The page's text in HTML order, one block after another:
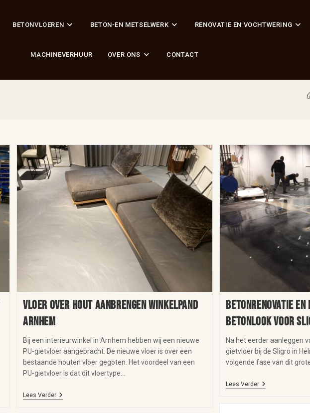
BETONVLOEREN BETON-EN METSELWERK RENOVATIE EN VOCHTWERING
MACHINEVERHUUR OVER ONS CONTACT
Vloer over hout aanbrengen winkelpand
Arnhem
Bij een interieurwinkel in Arnhem hebben wij een nieuwe
PU-gietvloer aangebracht. De nieuwe vloer is over een
bestaande houten vloer gegoten. Het voordeel van een
PU-gietvloer is dat dit vloertype…
Lees Verder
Betonrenovatie
betonlook voor
Na het eerder aanleggen
gietvloer bij de Sligro in
volgende fase van dit
Lees Verder